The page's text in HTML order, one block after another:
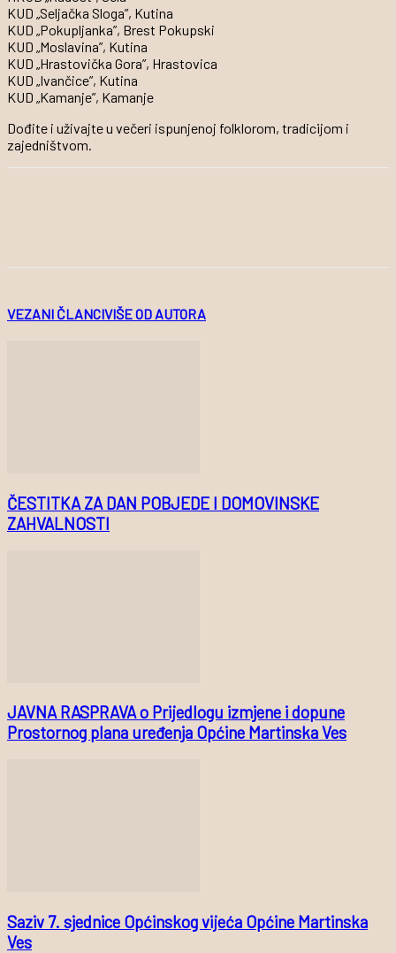
KUD „Seljačka Sloga”, Kutina
KUD „Pokupljanka”, Brest Pokupski
KUD „Moslavina”, Kutina
KUD „Hrastovička Gora”, Hrastovica
KUD „Ivančice”, Kutina
KUD „Kamanje”, Kamanje
Dođite i uživajte u večeri ispunjenoj folklorom, tradicijom i
zajedništvom.
VEZANI ČLANCIVIŠE OD AUTORA
ČESTITKA ZA DAN POBJEDE I DOMOVINSKE
ZAHVALNOSTI
JAVNA RASPRAVA o Prijedlogu izmjene i dopune
Prostornog plana uređenja Općine Martinska Ves
Saziv 7. sjednice Općinskog vijeća Općine Martinska
Ves